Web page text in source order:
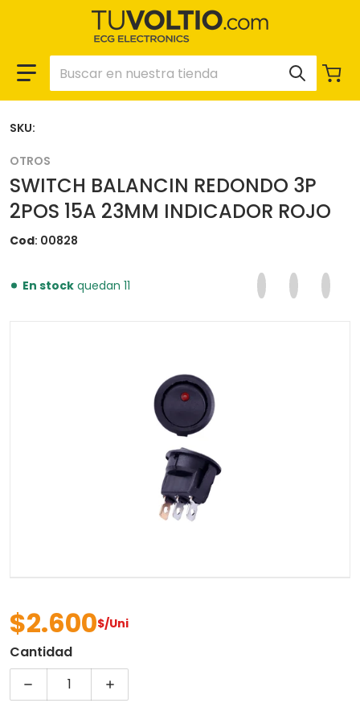
Buscar en nuestra tienda
Abrir contenido
OTROS
SWITCH BALANCIN REDONDO 3P
2POS 15A 23MM INDICADOR ROJO
Cod 00828
En stock quedan 11 Compartir en
Se abre en una
Twittear
Se abre
Se
$2.600$/Uni
SKU:
Cantidad
Disminuir cantidad para SWITCH BALANCIN
Aumentar cantidad para SWITCH